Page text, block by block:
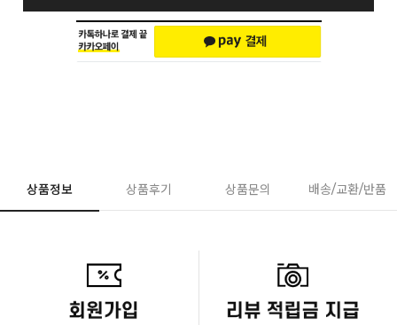
상품정보 상품후기 상품문의 배송/교환/반품